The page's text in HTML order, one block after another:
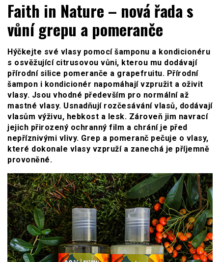
Faith in Nature – nová řada s
vůní grepu a pomeranče
Hýčkejte své vlasy pomocí šamponu a kondicionéru
s osvěžující citrusovou vůni, kterou mu dodávají
přírodní silice pomeranče a grapefruitu. Přírodní
šampon i kondicionér napomáhají vzpružit a oživit
vlasy. Jsou vhodné především pro normální až
mastné vlasy. Usnadňují rozčesávání vlasů, dodávají
vlasům výživu, hebkost a lesk. Zároveň jim navrací
jejich přirozený ochranný film a chrání je před
nepříznivými vlivy. Grep a pomeranč pečuje o vlasy,
které dokonale vlasy vzpruží a zanechá je příjemně
provoněné.